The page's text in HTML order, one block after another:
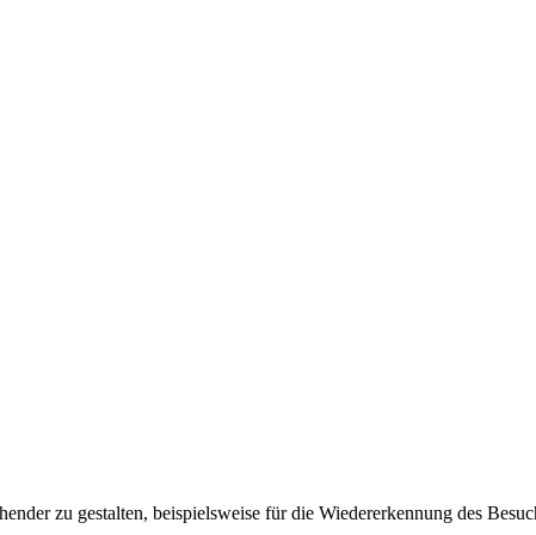
zu gestalten, beispielsweise für die Wiedererkennung des